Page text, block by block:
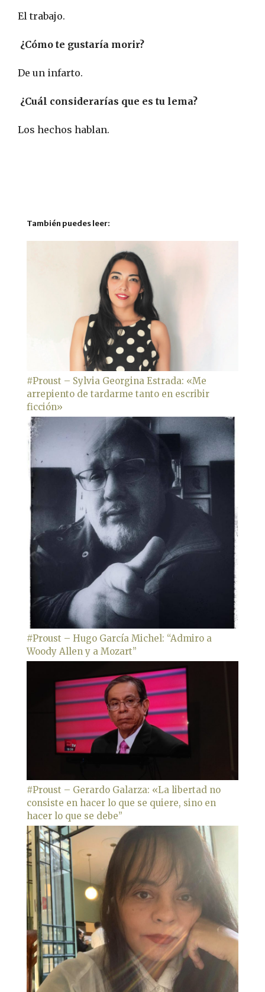
El trabajo.
¿Cómo te gustaría morir?
De un infarto.
¿Cuál considerarías que es tu lema?
Los hechos hablan.
También puedes leer:
#Proust – Sylvia Georgina Estrada: «Me
arrepiento de tardarme tanto en escribir
ficción»
#Proust – Hugo García Michel: “Admiro a
Woody Allen y a Mozart”
#Proust – Gerardo Galarza: «La libertad no
consiste en hacer lo que se quiere, sino en
hacer lo que se debe”